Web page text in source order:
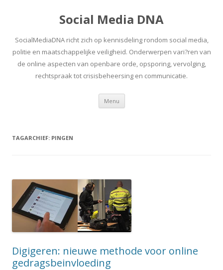
Social Media DNA
SocialMediaDNA richt zich op kennisdeling rondom social media,
politie en maatschappelijke veiligheid. Onderwerpen vari?ren van
de online aspecten van openbare orde, opsporing, vervolging,
rechtspraak tot crisisbeheersing en communicatie.
Menu Spring
inhoud
TAGARCHIEF: PINGEN
Digigeren: nieuwe methode voor online
gedragsbeinvloeding